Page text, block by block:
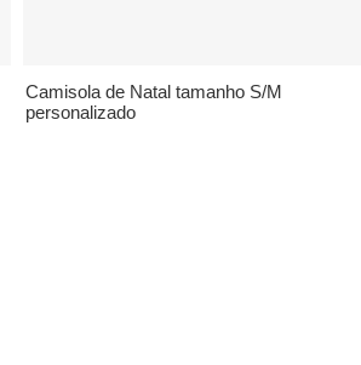
Camisola de Natal tamanho S/M
personalizado